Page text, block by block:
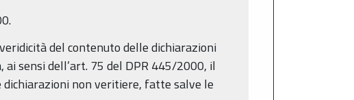
del contenuto delle dichiarazioni
sensi dell’art. 75 del DPR 445/2000, il
non veritiere, fatte salve le